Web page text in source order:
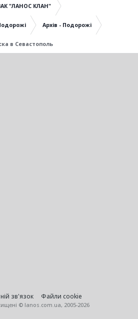
"ЛАНОС КЛАН"
Архів - Подорожі
в Севастополь
зв'язок Файли cookie
© lanos.com.ua, 2005-2026